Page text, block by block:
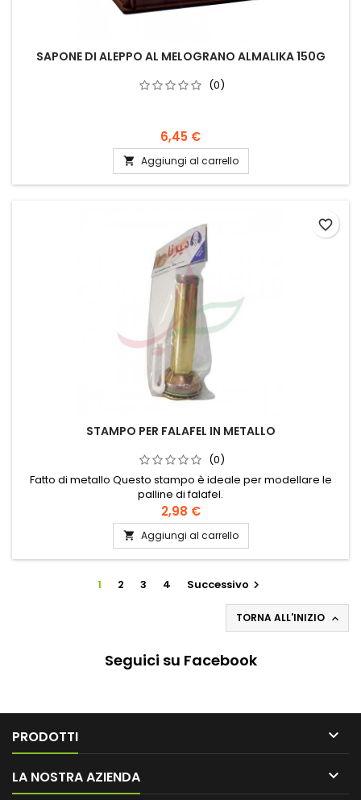
SAPONE DI ALEPPO AL MELOGRANO ALMALIKA 150G
(0)
6,45 €
 Aggiungi al carrello
STAMPO PER FALAFEL IN METALLO
(0)
Fatto di metallo Questo stampo è ideale per modellare le
palline di falafel.
2,98 €
 Aggiungi al carrello
favorite_border
1 2 3 4 Successivo 
TORNA ALL'INIZIO 
Seguici su Facebook
PRODOTTI 
LA NOSTRA AZIENDA 